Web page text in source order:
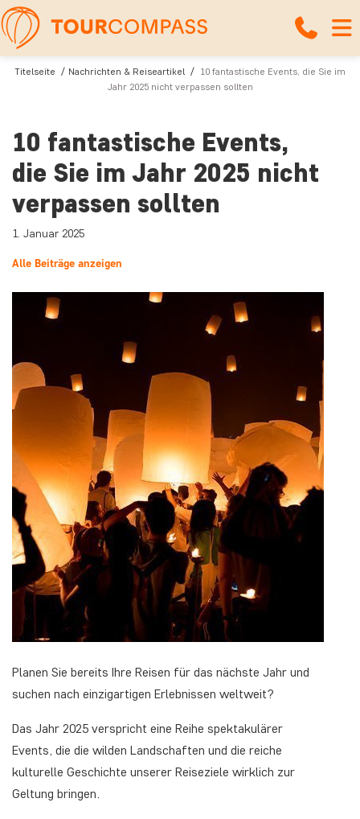
Titelseite Nachrichten & Reiseartikel
10 fantastische Events, die Sie im
Jahr 2025 nicht verpassen sollten
10 fantastische Events,
die Sie im Jahr 2025 nicht
verpassen sollten
1. Januar 2025
Alle Beiträge anzeigen
Planen Sie bereits Ihre Reisen für das nächste Jahr und
suchen nach einzigartigen Erlebnissen weltweit?
Das Jahr 2025 verspricht eine Reihe spektakulärer
Events, die die wilden Landschaften und die reiche
kulturelle Geschichte unserer Reiseziele wirklich zur
Geltung bringen.